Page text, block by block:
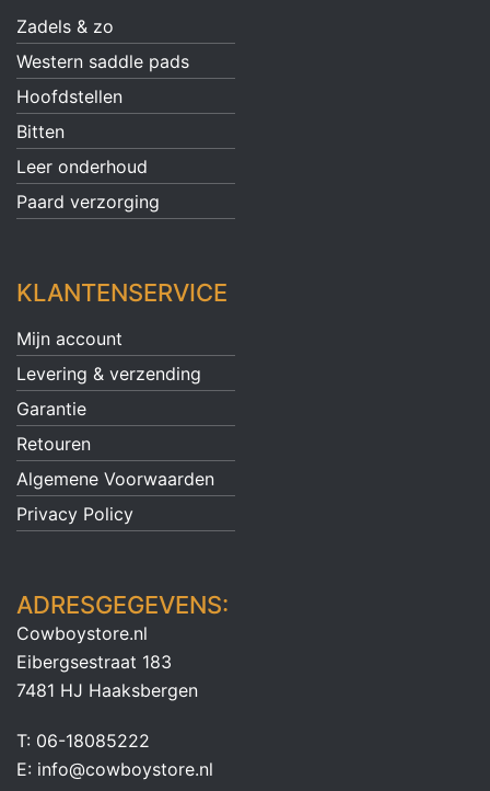
Zadels & zo
Western saddle pads
Hoofdstellen
Bitten
Leer onderhoud
Paard verzorging
KLANTENSERVICE
Mijn account
Levering & verzending
Garantie
Retouren
Algemene Voorwaarden
Privacy Policy
ADRESGEGEVENS:
Cowboystore.nl
Eibergsestraat 183
7481 HJ Haaksbergen
T: 06-18085222
E: info@cowboystore.nl